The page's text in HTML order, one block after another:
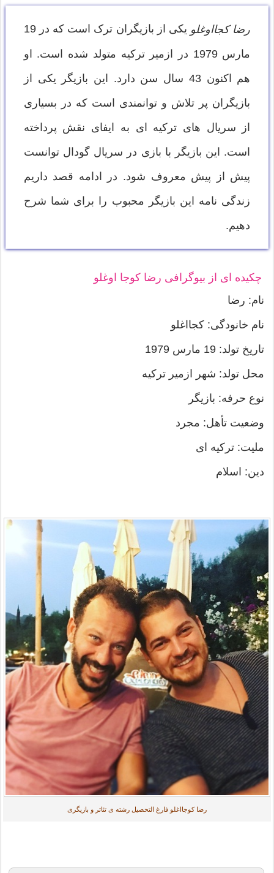
رضا کجااوغلو یکی از بازیگران ترک است که در 19
مارس 1979 در ازمیر ترکیه متولد شده است. او
هم اکنون 43 سال سن دارد. این بازیگر یکی از
بازیگران پر تلاش و توانمندی است که در بسیاری
از سریال های ترکیه ای به ایفای نقش پرداخته
است. این بازیگر با بازی در سریال گودال توانست
پیش از پیش معروف شود. در ادامه قصد داریم
زندگی نامه این بازیگر محبوب را برای شما شرح
دهیم.
چکیده ای از بیوگرافی رضا کوجا اوغلو
نام: رضا
نام خانودگی: کجااغلو
تاریخ تولد: 19 مارس 1979
محل تولد: شهر ازمیر ترکیه
نوع حرفه: بازیگر
وضعیت تأهل: مجرد
ملیت: ترکیه ای
دین: اسلام
رضا کوجااغلو فارغ التحصیل رشته ی تئاتر و بازیگری